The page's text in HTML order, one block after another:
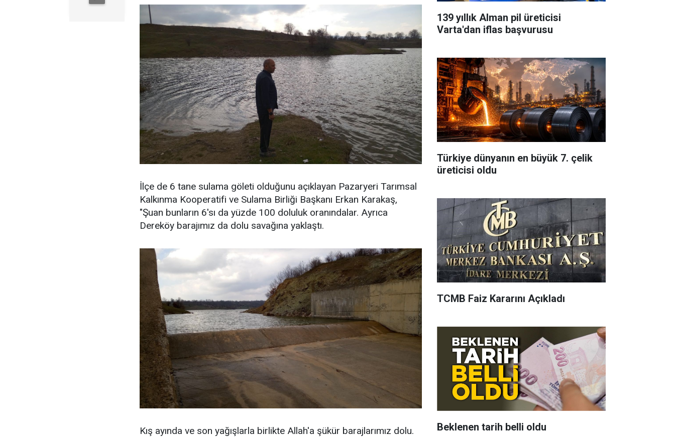
İlçe de 6 tane sulama göleti olduğunu açıklayan Pazaryeri Tarımsal
Kalkınma Kooperatifi ve Sulama Birliği Başkanı Erkan Karakaş,
"Şuan bunların 6'sı da yüzde 100 doluluk oranındalar. Ayrıca
Dereköy barajımız da dolu savağına yaklaştı.
Kış ayında ve son yağışlarla birlikte Allah'a şükür barajlarımız dolu.
139 yıllık Alman pil üreticisi
Varta'dan iflas başvurusu
Türkiye dünyanın en büyük 7. çelik
üreticisi oldu
TCMB Faiz Kararını Açıkladı
Beklenen tarih belli oldu